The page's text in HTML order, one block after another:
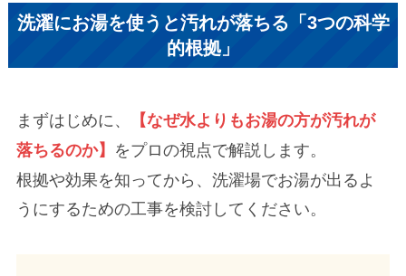
洗濯にお湯を使うと汚れが落ちる「3つの科学
的根拠」
まずはじめに、
【なぜ水よりもお湯の方が汚れが
落ちるのか】 をプロの視点で解説します。
根拠や効果を知ってから、洗濯場でお湯が出るよ
うにするための工事を検討してください。